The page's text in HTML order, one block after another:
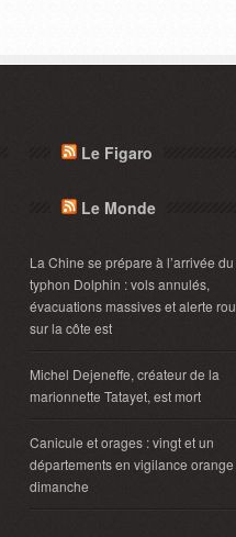
Le Figaro
Le Monde
La Chine se prépare à l’arrivée du
typhon Dolphin : vols annulés,
évacuations massives et alerte
sur la côte est
Michel Dejeneffe, créateur de la
marionnette Tatayet, est mort
Canicule et orages : vingt et un
départements en vigilance orange
dimanche